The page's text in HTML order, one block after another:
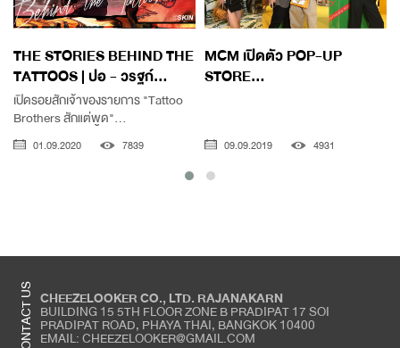
THE STORIES BEHIND THE
TATTOOS | ปอ - วรฐก์...
เปิดรอยสักเจ้าของรายการ "Tattoo
Brothers สักแต่พูด"...
01.09.2020 7839
MCM เปิดตัว POP-UP
STORE...
09.09.2019 4931
CONTACT US CHEEZELOOKER CO., LTD. RAJANAKARN
BUILDING 15 5TH FLOOR ZONE B PRADIPAT 17 SOI
PRADIPAT ROAD, PHAYA THAI, BANGKOK 10400
EMAIL: CHEEZELOOKER@GMAIL.COM